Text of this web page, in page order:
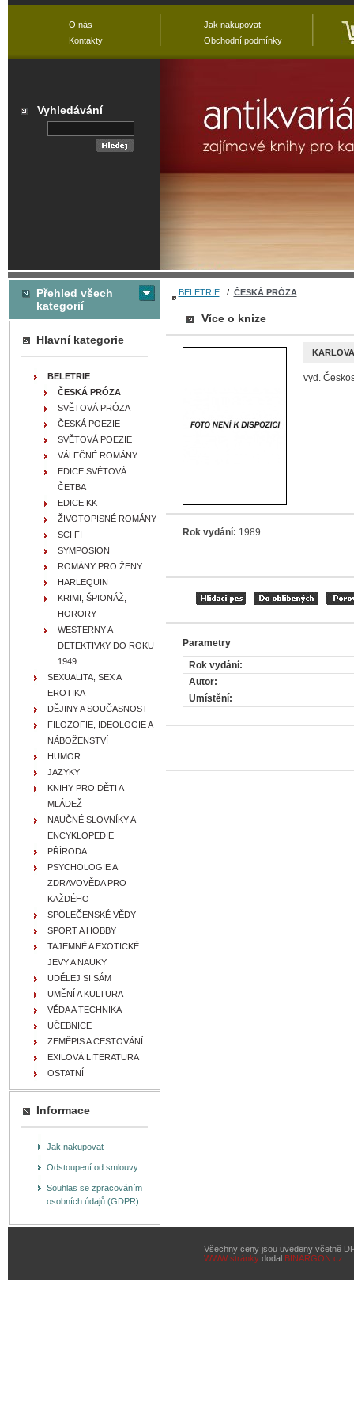
BELETRIE/ ČESKÁ PRÓZA
Více o knize
vyd.
Rok vydání: 1989
Parametry
Rok vydání:
Autor:
Umístění:
Přehled všech
kategorií
Hlavní kategorie
BELETRIE
ČESKÁ PRÓZA
SVĚTOVÁ PRÓZA
ČESKÁ POEZIE
SVĚTOVÁ POEZIE
VÁLEČNÉ ROMÁNY
EDICE SVĚTOVÁ
ČETBA
EDICE KK
ŽIVOTOPISNÉ ROMÁNY
SCI FI
SYMPOSION
ROMÁNY PRO ŽENY
HARLEQUIN
KRIMI, ŠPIONÁŽ,
HORORY
WESTERNY A
DETEKTIVKY DO ROKU
1949
SEXUALITA, SEX A
EROTIKA
DĚJINY A SOUČASNOST
FILOZOFIE, IDEOLOGIE A
NÁBOŽENSTVÍ
HUMOR
JAZYKY
KNIHY PRO DĚTI A
MLÁDEŽ
NAUČNÉ SLOVNÍKY A
ENCYKLOPEDIE
PŘÍRODA
PSYCHOLOGIE A
ZDRAVOVĚDA PRO
KAŽDÉHO
SPOLEČENSKÉ VĚDY
SPORT A HOBBY
TAJEMNÉ A EXOTICKÉ
JEVY A NAUKY
UDĚLEJ SI SÁM
UMĚNÍ A KULTURA
VĚDA A TECHNIKA
UČEBNICE
ZEMĚPIS A CESTOVÁNÍ
EXILOVÁ LITERATURA
OSTATNÍ
Informace
Jak nakupovat
Odstoupení od smlouvy
Souhlas se zpracováním
osobních údajů (GDPR)
Všechny ceny jsou uvedeny včetně
WWW stránkydodal BINARGON.cz
O nás
Kontakty
Jak nakupovat
Obchodní podmínky
Vyhledávání